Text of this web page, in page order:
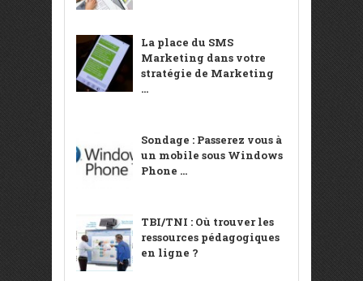
La place du SMS
Marketing dans votre
stratégie de Marketing
...
Sondage : Passerez vous à
un mobile sous Windows
Phone ...
TBI/TNI : Où trouver les
ressources pédagogiques
en ligne ?